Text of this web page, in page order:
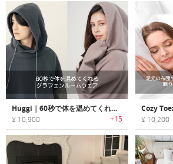
Huggi｜60秒で体を温めてくれるグラフェンルームウェア
¥ 10,900 +15 ¥ 10,200